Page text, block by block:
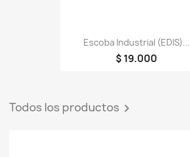
Escoba Industrial (EDIS)...
$ 19.000
Todos los productos 